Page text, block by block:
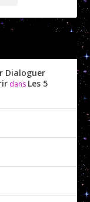
Dialoguer
dans Les 5